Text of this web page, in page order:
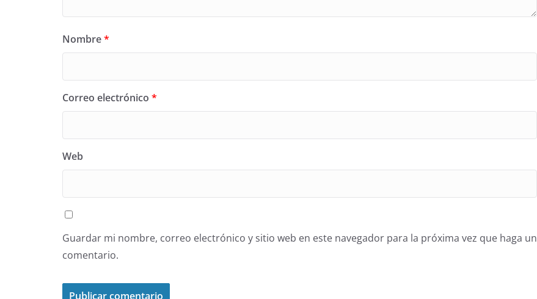
Nombre*
Correo electrónico *
Web
Guardar mi nombre, correo electrónico y sitio web en este navegador para la próxima vez que haga un
comentario.